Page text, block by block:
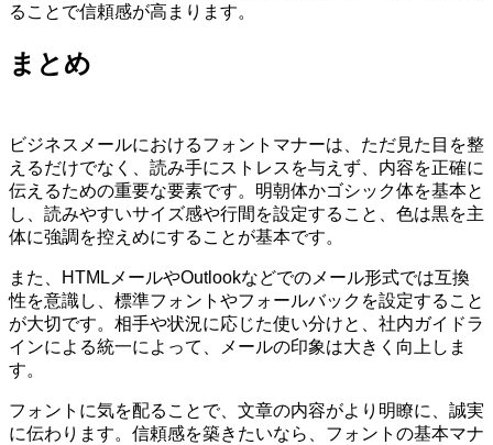
ることで信頼感が高まります。
まとめ
ビジネスメールにおけるフォントマナーは、ただ見た目を整
えるだけでなく、読み手にストレスを与えず、内容を正確に
伝えるための重要な要素です。明朝体かゴシック体を基本と
し、読みやすいサイズ感や行間を設定すること、色は黒を主
体に強調を控えめにすることが基本です。
また、HTMLメールやOutlookなどでのメール形式では互換
性を意識し、標準フォントやフォールバックを設定すること
が大切です。相手や状況に応じた使い分けと、社内ガイドラ
インによる統一によって、メールの印象は大きく向上しま
す。
フォントに気を配ることで、文章の内容がより明瞭に、誠実
に伝わります。信頼感を築きたいなら、フォントの基本マナ